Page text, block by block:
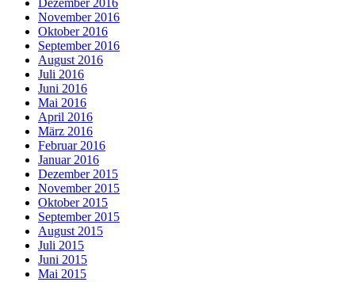
Dezember 2016
November 2016
Oktober 2016
September 2016
August 2016
Juli 2016
Juni 2016
Mai 2016
April 2016
März 2016
Februar 2016
Januar 2016
Dezember 2015
November 2015
Oktober 2015
September 2015
August 2015
Juli 2015
Juni 2015
Mai 2015